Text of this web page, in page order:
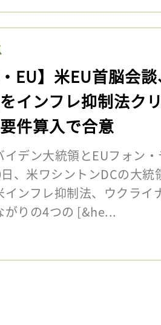
・EU】米EU首脳会
インフレ抑制法ク
件算入で合意
デン大統領とEUフォン
、米ワシントンDCの大
インフレ抑制法、ウクライ
がりの4つの [&he...